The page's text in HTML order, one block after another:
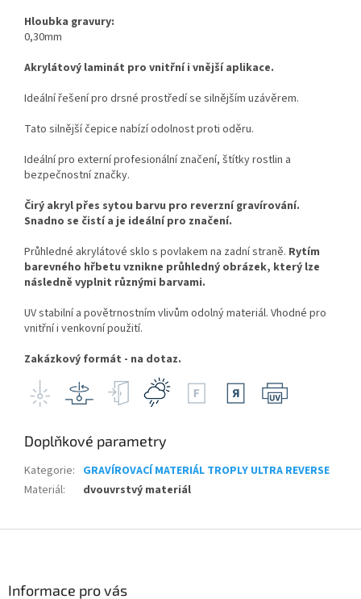
Hloubka gravury:
0,30mm
Akrylátový laminát pro vnitřní i vnější aplikace.
Ideální řešení pro drsné prostředí se silnějším uzávěrem.
Tato silnější čepice nabízí odolnost proti oděru.
Ideální pro externí profesionální značení, štítky rostlin a
bezpečnostní značky.
Čirý akryl přes sytou barvu pro reverzní gravírování.
Snadno se čistí a je ideální pro značení.
Průhledné akrylátové sklo s povlakem na zadní straně. Rytím
barevného hřbetu vznikne průhledný obrázek, který lze
následně vyplnit různými barvami.
UV stabilní a povětrnostním vlivům odolný materiál. Vhodné pro
vnitřní i venkovní použití.
Zakázkový formát - na dotaz.
Doplňkové parametry
Kategorie: GRAVÍROVACÍ MATERIÁL TROPLY ULTRA REVERSE
Materiál: dvouvrstvý materiál
Informace pro vás